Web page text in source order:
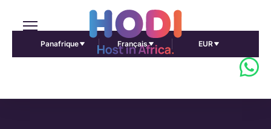
Panafrique Français EUR